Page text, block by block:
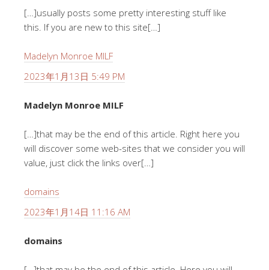
[…]usually posts some pretty interesting stuff like
this. If you are new to this site[…]
Madelyn Monroe MILF
2023年1月13日 5:49 PM
Madelyn Monroe MILF
[…]that may be the end of this article. Right here you
will discover some web-sites that we consider you will
value, just click the links over[…]
domains
2023年1月14日 11:16 AM
domains